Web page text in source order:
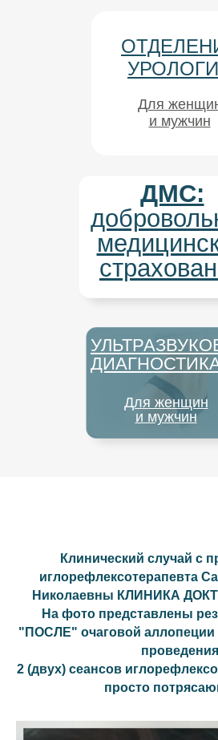
ДМС:
Для женщин
и мужчин
Для
и мужчин
Клинический случай с
иглорефлексотерапевта
Николаевны КЛИНИКА
На фото представлены
"ПОСЛЕ" очаговой аллопеции
проведения
2 (двух) сеансов
просто